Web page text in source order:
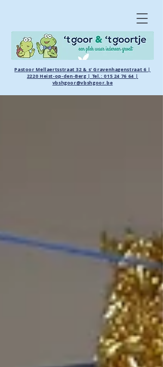
Pastoor Mellaertsstraat 32 & s' Gravenhagenstraat 6 |
2220 Heist-op-den-Berg | Tel.:015 24 76 64 |
vbshgoor@vbshgoor.be